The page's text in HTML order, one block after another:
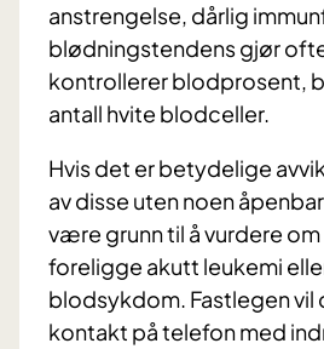
anstrengelse, dårlig
blødningstendens gjør
kontrollerer blodprosent,
antall hvite blodceller.
Hvis det er betydelige
av disse uten noen
være grunn til å vurdere
foreligge akutt leukemi
blodsykdom. Fastlegen vil
kontakt på telefon med